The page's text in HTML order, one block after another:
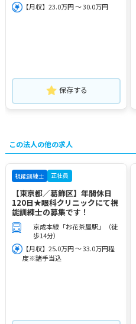
【月収】23.0万円 ～ 30.0万円
保存する
この法人の他の求人
視能訓練士 正社員
【東京都／葛飾区】年間休日
120日★眼科クリニックにて視
能訓練士の募集です！
京成本線「お花茶屋駅」（徒
歩14分）
【月収】25.0万円 ～ 33.0万円程
度※諸手当込